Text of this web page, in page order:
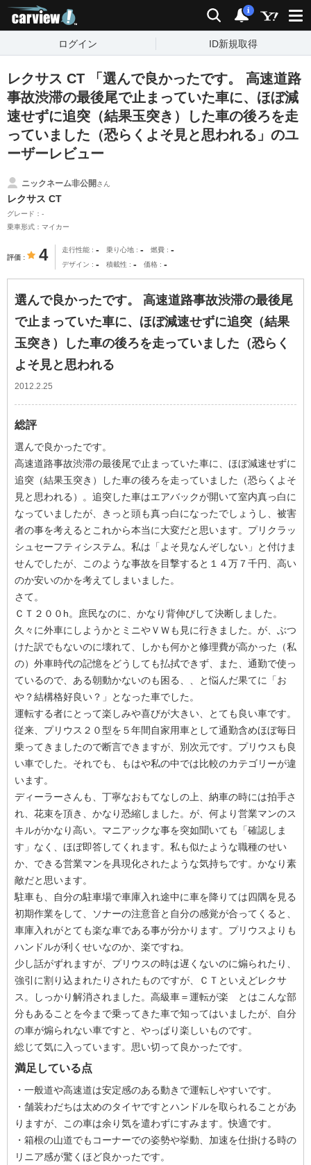
検索 通知
i
ログイン ID新規取得
レクサス CT 「選んで良かったです。 高速道路
事故渋滞の最後尾で止まっていた車に、ほぼ減
速せずに追突（結果玉突き）した車の後ろを走
っていました（恐らくよそ見と思われる」のユ
ーザーレビュー
ニックネーム非公開さん
レクサス CT
グレード：-
乗車形式：マイカー
評価 4 走行性能 - 乗り心地 - 燃費 -
デザイン - 積載性 - 価格 -
選んで良かったです。 高速道路事故渋滞の最後尾
で止まっていた車に、ほぼ減速せずに追突（結果
玉突き）した車の後ろを走っていました（恐らく
よそ見と思われる
2012.2.25
総評
選んで良かったです。
高速道路事故渋滞の最後尾で止まっていた車に、ほぼ減速せずに
追突（結果玉突き）した車の後ろを走っていました（恐らくよそ
見と思われる）。追突した車はエアバックが開いて室内真っ白に
なっていましたが、きっと頭も真っ白になったでしょうし、被害
者の事を考えるとこれから本当に大変だと思います。プリクラッ
シュセーフティシステム。私は「よそ見なんぞしない」と付けま
せんでしたが、このような事故を目撃すると１４万７千円、高い
のか安いのかを考えてしまいました。
さて。
ＣＴ２００h。庶民なのに、かなり背伸びして決断しました。
久々に外車にしようかとミニやＶＷも見に行きました。が、ぶつ
けた訳でもないのに壊れて、しかも何かと修理費が高かった（私
の）外車時代の記憶をどうしても払拭できず、また、通勤で使っ
ているので、ある朝動かないのも困る、、と悩んだ果てに「お
や？結構格好良い？」となった車でした。
運転する者にとって楽しみや喜びが大きい、とても良い車です。
従来、プリウス２０型を５年間自家用車として通勤含めほぼ毎日
乗ってきましたので断言できますが、別次元です。プリウスも良
い車でした。それでも、もはや私の中では比較のカテゴリーが違
います。
ディーラーさんも、丁寧なおもてなしの上、納車の時には拍手さ
れ、花束を頂き、かなり恐縮しました。が、何より営業マンのス
キルがかなり高い。マニアックな事を突如聞いても「確認しま
す」なく、ほぼ即答してくれます。私も似たような職種のせい
か、できる営業マンを具現化されたような気持ちです。かなり素
敵だと思います。
駐車も、自分の駐車場で車庫入れ途中に車を降りては四隅を見る
初期作業をして、ソナーの注意音と自分の感覚が合ってくると、
車庫入れがとても楽な車である事が分かります。プリウスよりも
ハンドルが利くせいなのか、楽ですね。
少し話がずれますが、プリウスの時は遅くないのに煽られたり、
強引に割り込まれたりされたものですが、ＣＴといえどレクサ
ス。しっかり解消されました。高級車＝運転が楽 とはこんな部
分もあることを今まで乗ってきた車で知ってはいましたが、自分
の車が煽られない車ですと、やっぱり楽しいものです。
総じて気に入っています。思い切って良かったです。
満足している点
・一般道や高速道は安定感のある動きで運転しやすいです。
・舗装わだちは太めのタイヤですとハンドルを取られることがあ
りますが、この車は余り気を遣わずにすみます。快適です。
・箱根の山道でもコーナーでの姿勢や挙動、加速を仕掛ける時の
リニア感が驚くほど良かったです。